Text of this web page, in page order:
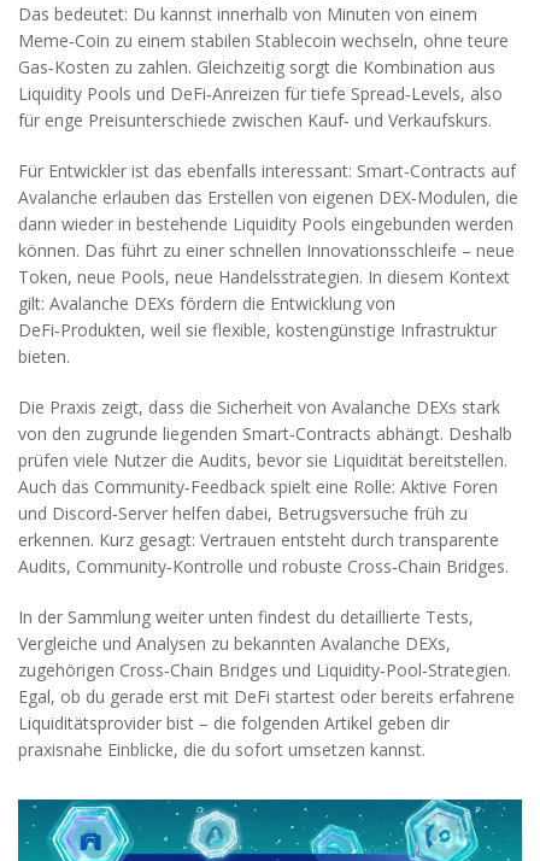
Das bedeutet: Du kannst innerhalb von Minuten von einem
Meme‑Coin zu einem stabilen Stablecoin wechseln, ohne teure
Gas‑Kosten zu zahlen. Gleichzeitig sorgt die Kombination aus
Liquidity Pools und DeFi‑Anreizen für tiefe Spread‑Levels, also
für enge Preisunterschiede zwischen Kauf‑ und Verkaufskurs.
Für Entwickler ist das ebenfalls interessant: Smart‑Contracts auf
Avalanche erlauben das Erstellen von eigenen DEX‑Modulen, die
dann wieder in bestehende Liquidity Pools eingebunden werden
können. Das führt zu einer schnellen Innovationsschleife – neue
Token, neue Pools, neue Handelsstrategien. In diesem Kontext
gilt: Avalanche DEXs fördern die Entwicklung von
DeFi‑Produkten, weil sie flexible, kostengünstige Infrastruktur
bieten.
Die Praxis zeigt, dass die Sicherheit von Avalanche DEXs stark
von den zugrunde liegenden Smart‑Contracts abhängt. Deshalb
prüfen viele Nutzer die Audits, bevor sie Liquidität bereitstellen.
Auch das Community‑Feedback spielt eine Rolle: Aktive Foren
und Discord‑Server helfen dabei, Betrugsversuche früh zu
erkennen. Kurz gesagt: Vertrauen entsteht durch transparente
Audits, Community‑Kontrolle und robuste Cross‑Chain Bridges.
In der Sammlung weiter unten findest du detaillierte Tests,
Vergleiche und Analysen zu bekannten Avalanche DEXs,
zugehörigen Cross‑Chain Bridges und Liquidity‑Pool‑Strategien.
Egal, ob du gerade erst mit DeFi startest oder bereits erfahrene
Liquiditätsprovider bist – die folgenden Artikel geben dir
praxisnahe Einblicke, die du sofort umsetzen kannst.